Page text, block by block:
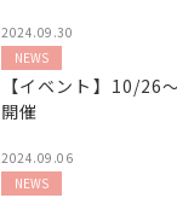
2024.09.30
NEWS
【イベント】10/26
開催
2024.09.06
NEWS